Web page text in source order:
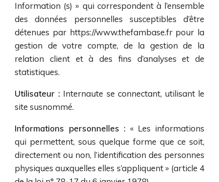
Information (s) » qui correspondent à l’ensemble
des données personnelles susceptibles d’être
détenues par https://www.thefambase.frpour la
gestion de votre compte, de la gestion de la
relation client et à des fins d’analyses et de
statistiques.
Utilisateur : Internaute se connectant, utilisant le
site susnommé.
Informations personnelles : « Les informations
qui permettent, sous quelque forme que ce soit,
directement ou non, l’identification des personnes
physiques auxquelles elles s’appliquent » (article 4